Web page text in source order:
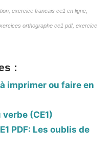
exercice francais ce1 en ligne,
orthographe ce1 pdf, exercice
:
imprimer ou faire en
(CE1)
PDF: Les oublis de